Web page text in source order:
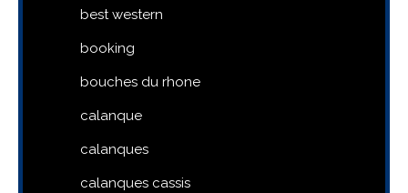
best western
booking
bouches du rhone
calanque
calanques
calanques cassis